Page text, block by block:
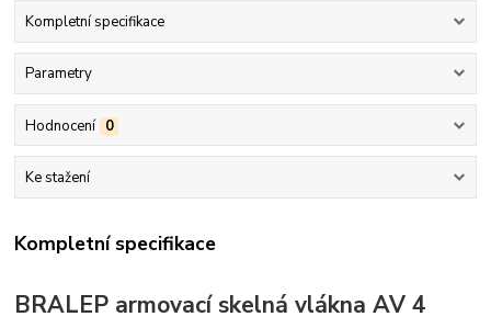
Kompletní specifikace
Parametry
Hodnocení 0
Ke stažení
Kompletní specifikace
BRALEP armovací skelná vlákna AV 4